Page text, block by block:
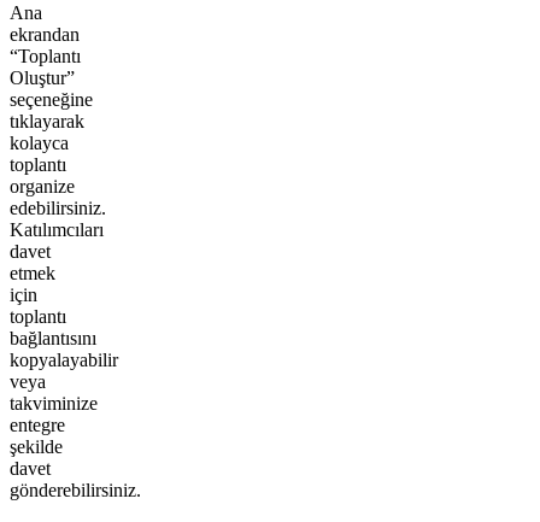
Ana
ekrandan
“Toplantı
Oluştur”
seçeneğine
tıklayarak
kolayca
toplantı
organize
edebilirsiniz.
Katılımcıları
davet
etmek
için
toplantı
bağlantısını
kopyalayabilir
veya
takviminize
entegre
şekilde
davet
gönderebilirsiniz.